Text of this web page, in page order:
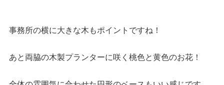
事務所の横に大きな木もポイントですね！
あと両脇の木製プランターに咲く桃色と黄色のお花！